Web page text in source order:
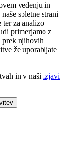
vedenju in
spletne strani
ter za analizo
primerjamo z
prek njihovih
že uporabljate
in v naši izjavi